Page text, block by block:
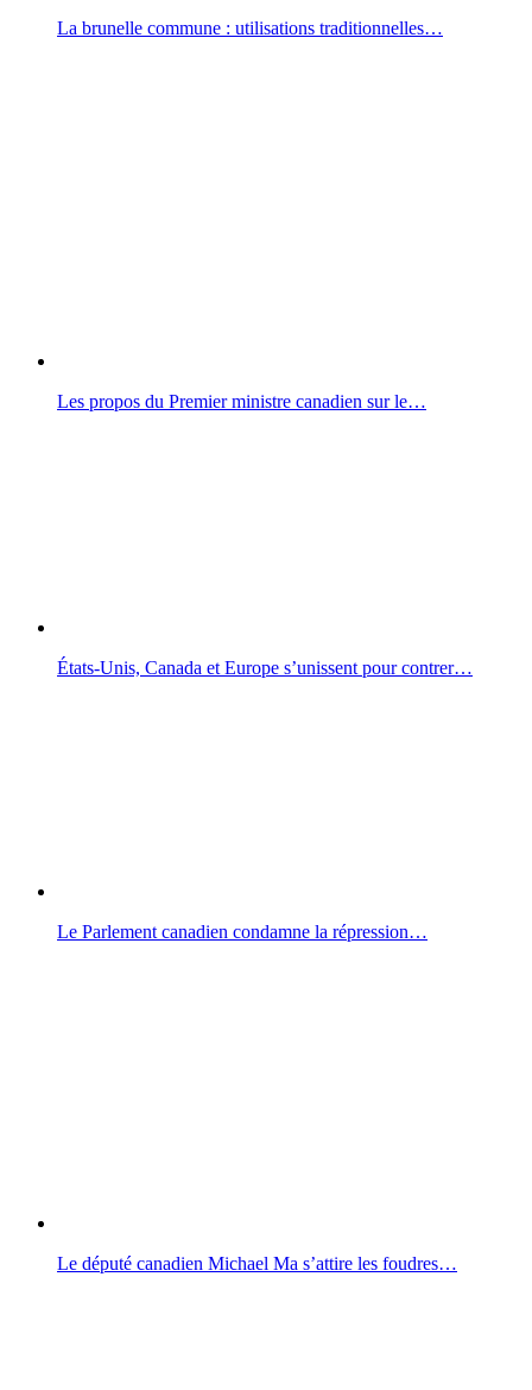
La brunelle commune : utilisations traditionnelles…
Les propos du Premier ministre canadien sur le…
États-Unis, Canada et Europe s’unissent pour contrer…
Le Parlement canadien condamne la répression…
Le député canadien Michael Ma s’attire les foudres…